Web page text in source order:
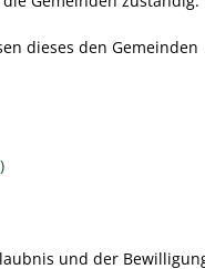
dieses den Gemeinden
und der